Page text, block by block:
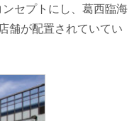
ンセプトにし、葛西臨海
舗が配置されていてい